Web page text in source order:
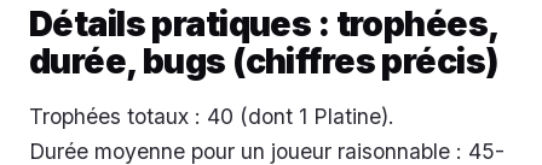
Détails pratiques : trophées,
durée, bugs (chiffres précis)
Trophées totaux : 40 (dont 1 Platine).
Durée moyenne pour un joueur raisonnable : 45-